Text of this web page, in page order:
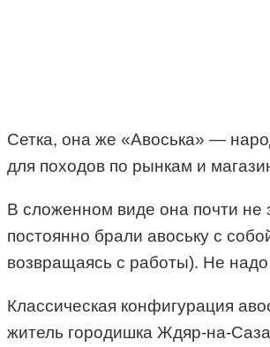
Сетка, она же «Авоська» —
для походов по рынкам и
В сложенном виде она почти
постоянно брали авоську с
возвращаясь с работы). Не
Классическая конфигурация
житель городишка Ждяр-на-